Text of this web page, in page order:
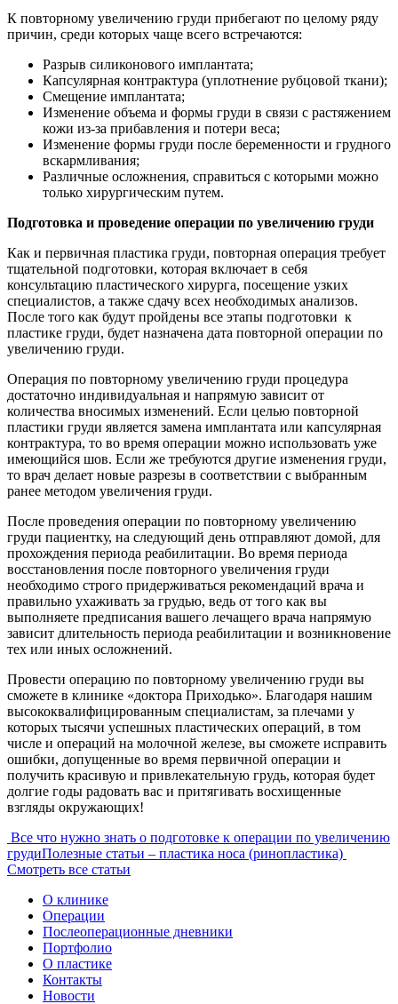
К повторному увеличению груди прибегают по целому ряду
причин, среди которых чаще всего встречаются:
Разрыв силиконового имплантата;
Капсулярная контрактура (уплотнение рубцовой ткани);
Смещение имплантата;
Изменение объема и формы груди в связи с растяжением
кожи из-за прибавления и потери веса;
Изменение формы груди после беременности и грудного
вскармливания;
Различные осложнения, справиться с которыми можно
только хирургическим путем.
Подготовка и проведение операции по увеличению груди
Как и первичная пластика груди, повторная операция требует
тщательной подготовки, которая включает в себя
консультацию пластического хирурга, посещение узких
специалистов, а также сдачу всех необходимых анализов.
После того как будут пройдены все этапы подготовки к
пластике груди, будет назначена дата повторной операции по
увеличению груди.
Операция по повторному увеличению груди процедура
достаточно индивидуальная и напрямую зависит от
количества вносимых изменений. Если целью повторной
пластики груди является замена имплантата или капсулярная
контрактура, то во время операции можно использовать уже
имеющийся шов. Если же требуются другие изменения груди,
то врач делает новые разрезы в соответствии с выбранным
ранее методом увеличения груди.
После проведения операции по повторному увеличению
груди пациентку, на следующий день отправляют домой, для
прохождения периода реабилитации. Во время периода
восстановления после повторного увеличения груди
необходимо строго придерживаться рекомендаций врача и
правильно ухаживать за грудью, ведь от того как вы
выполняете предписания вашего лечащего врача напрямую
зависит длительность периода реабилитации и возникновение
тех или иных осложнений.
Провести операцию по повторному увеличению груди вы
сможете в клинике «доктора Приходько». Благодаря нашим
высококвалифицированным специалистам, за плечами у
которых тысячи успешных пластических операций, в том
числе и операций на молочной железе, вы сможете исправить
ошибки, допущенные во время первичной операции и
получить красивую и привлекательную грудь, которая будет
долгие годы радовать вас и притягивать восхищенные
взгляды окружающих!
Навигация
по
Все что нужно знать о подготовке к операции по увеличению
грудиПолезные статьи – пластика носа (ринопластика)
Смотреть все статьи
О клинике
Операции
Послеоперационные дневники
Портфолио
О пластике
Контакты
Новости